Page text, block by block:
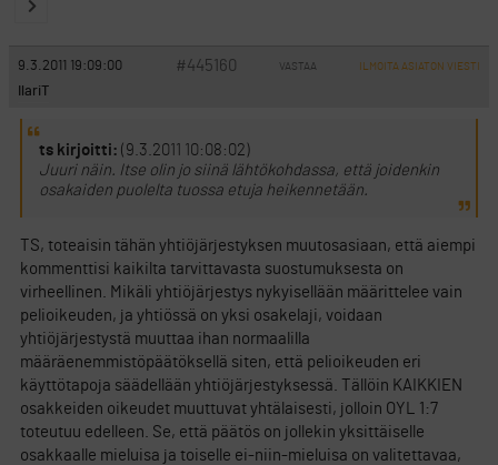
9.3.2011 19:09:00 #445160 VASTAA ILMOITA ASIATON VIESTI
IlariT
ts kirjoitti: (9.3.2011 10:08:02)
Juuri näin. Itse olin jo siinä lähtökohdassa, että joidenkin
osakaiden puolelta tuossa etuja heikennetään.
TS, toteaisin tähän yhtiöjärjestyksen muutosasiaan, että aiempi
kommenttisi kaikilta tarvittavasta suostumuksesta on
virheellinen. Mikäli yhtiöjärjestys nykyisellään määrittelee vain
pelioikeuden, ja yhtiössä on yksi osakelaji, voidaan
yhtiöjärjestystä muuttaa ihan normaalilla
määräenemmistöpäätöksellä siten, että pelioikeuden eri
käyttötapoja säädellään yhtiöjärjestyksessä. Tällöin KAIKKIEN
osakkeiden oikeudet muuttuvat yhtälaisesti, jolloin OYL 1:7
toteutuu edelleen. Se, että päätös on jollekin yksittäiselle
osakkaalle mieluisa ja toiselle ei-niin-mieluisa on valitettavaa,